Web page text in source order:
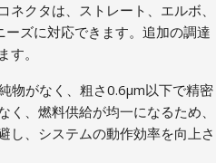
クタは、ストレート、エルボ、
ズに対応できます。追加の調達
す。
物がなく、粗さ0.6μm以下で精密
、燃料供給が均一になるため、
し、システムの動作効率を向上さ